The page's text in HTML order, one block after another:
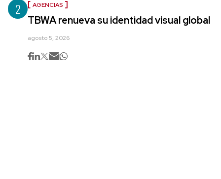
2 AGENCIAS
TBWA renueva su identidad visual global
agosto 5, 2026